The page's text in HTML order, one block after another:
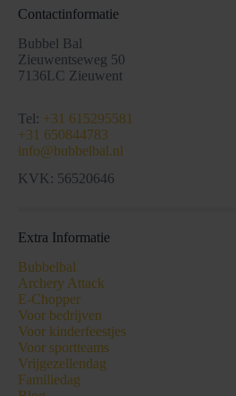
Contactinformatie
Bubbel Bal
Zieuwentseweg 50
7136LC Zieuwent
Tel: +31 615295581
+31 650844783
info@bubbelbal.nl
KVK: 56520646
Extra Informatie
Bubbelbal
Archery Attack
E-Chopper
Voor bedrijven
Voor kinderfeestjes
Voor sportteams
Vrijgezellendag
Familiedag